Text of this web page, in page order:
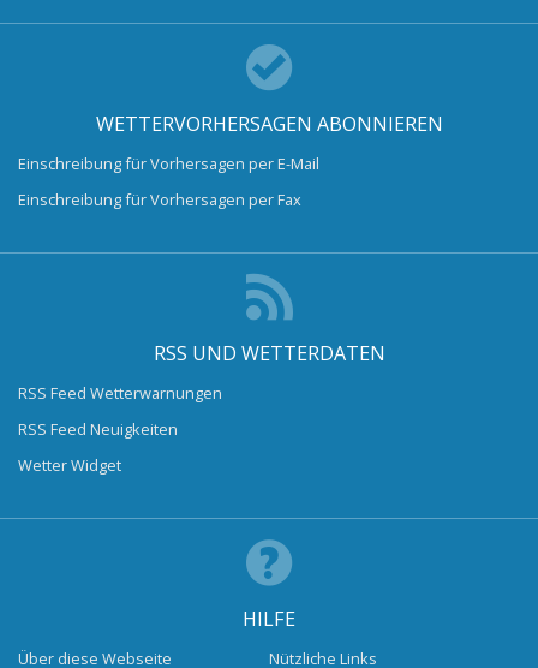
WETTERVORHERSAGEN ABONNIEREN
Einschreibung für Vorhersagen per E-Mail
Einschreibung für Vorhersagen per Fax
RSS UND WETTERDATEN
RSS Feed Wetterwarnungen
RSS Feed Neuigkeiten
Wetter Widget
HILFE
Über diese Webseite Nützliche Links